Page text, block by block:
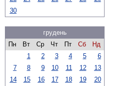
30
грудень
Пн
Вт Ср Чт Пт Сб
Нд
1
2 3 4 5
6
7
8 9 10 11 12
13
14
15 16 17 18 19
20